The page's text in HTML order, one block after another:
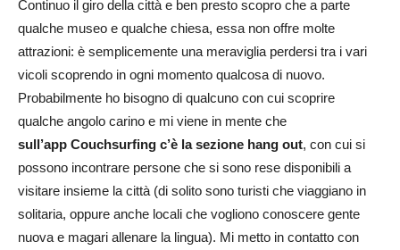
Continuo il giro della città e ben presto scopro che a parte
qualche museo e qualche chiesa, essa non offre molte
attrazioni: è semplicemente una meraviglia perdersi tra i vari
vicoli scoprendo in ogni momento qualcosa di nuovo.
Probabilmente ho bisogno di qualcuno con cui scoprire
qualche angolo carino e mi viene in mente che
sull’app Couchsurfing c’è la sezione hang out, con cui si
possono incontrare persone che si sono rese disponibili a
visitare insieme la città (di solito sono turisti che viaggiano in
solitaria, oppure anche locali che vogliono conoscere gente
nuova e magari allenare la lingua). Mi metto in contatto con